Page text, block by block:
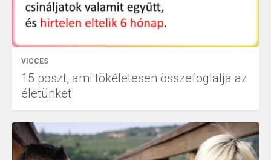
VICCES
15 poszt, ami tökéletesen összefoglalja az
életünket